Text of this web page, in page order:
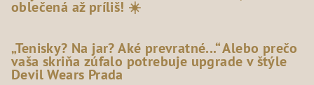
oblečená až príliš! ☀️
„Tenisky? Na jar? Aké prevratné...“ Alebo prečo
vaša skriňa zúfalo potrebuje upgrade v štýle
Devil Wears Prada